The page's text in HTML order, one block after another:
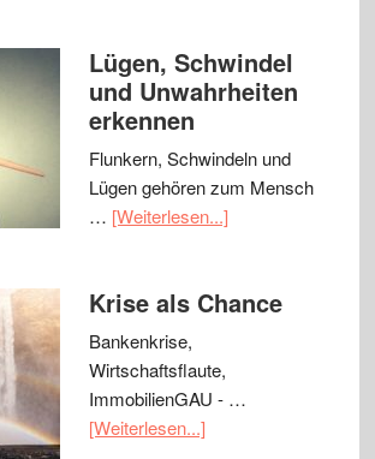
Lügen, Schwindel
und Unwahrheiten
erkennen
Flunkern, Schwindeln und
Lügen gehören zum Mensch
… [Weiterlesen...]
Krise als Chance
Bankenkrise,
Wirtschaftsflaute,
ImmobilienGAU - …
[Weiterlesen...]